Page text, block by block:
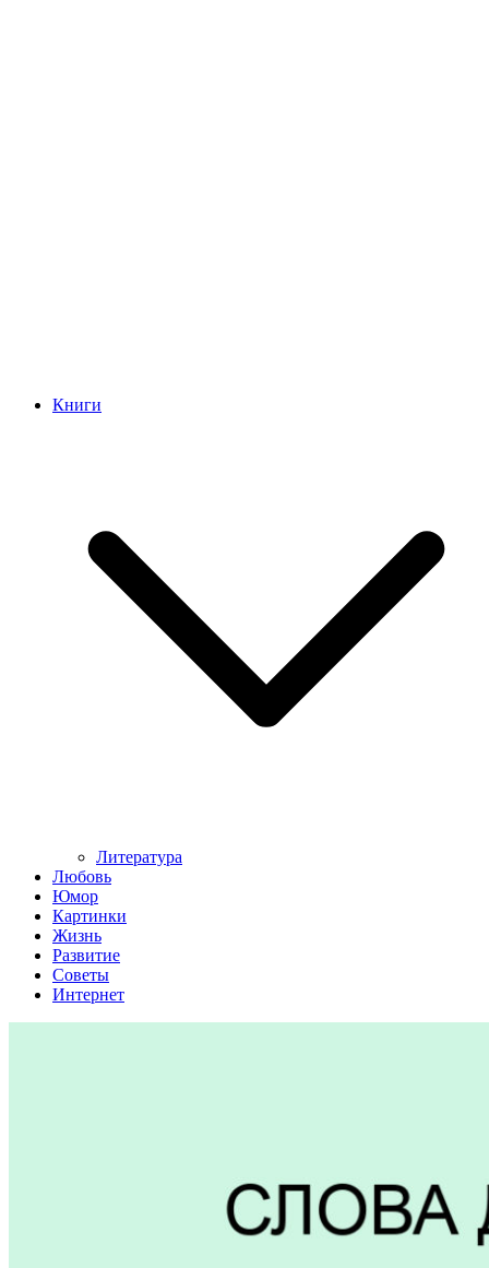
Книги
Литература
Любовь
Юмор
Картинки
Жизнь
Развитие
Советы
Интернет